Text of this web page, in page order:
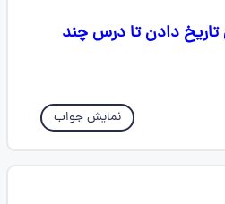
دادن تا درس چند
نمایش جواب